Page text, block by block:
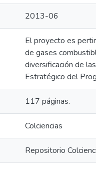
2013-06
El proyecto es
de gases
diversificación de
Estratégico del
117 páginas.
Colciencias
Repositorio